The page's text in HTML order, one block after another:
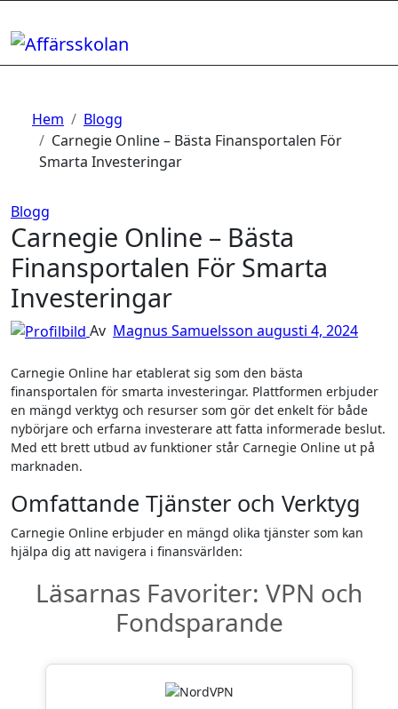
till
innehåll
Hem
Blogg
Carnegie Online – Bästa Finansportalen För
Smarta Investeringar
Blogg
Carnegie Online – Bästa
Finansportalen För Smarta
Investeringar
Av Magnus Samuelsson augusti 4, 2024
Carnegie Online har etablerat sig som den bästa
finansportalen för smarta investeringar. Plattformen erbjuder
en mängd verktyg och resurser som gör det enkelt för både
nybörjare och erfarna investerare att fatta informerade beslut.
Med ett brett utbud av funktioner står Carnegie Online ut på
marknaden.
Omfattande Tjänster och Verktyg
Carnegie Online erbjuder en mängd olika tjänster som kan
hjälpa dig att navigera i finansvärlden:
Läsarnas Favoriter: VPN och
Fondsparande